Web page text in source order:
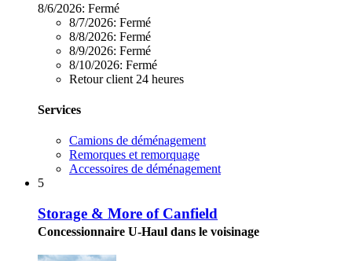
8/6/2026: Fermé
8/7/2026: Fermé
8/8/2026: Fermé
8/9/2026: Fermé
8/10/2026: Fermé
Retour client 24 heures
Services
Camions de déménagement
Remorques et remorquage
Accessoires de déménagement
5
Storage & More of Canfield
Concessionnaire U-Haul dans le voisinage